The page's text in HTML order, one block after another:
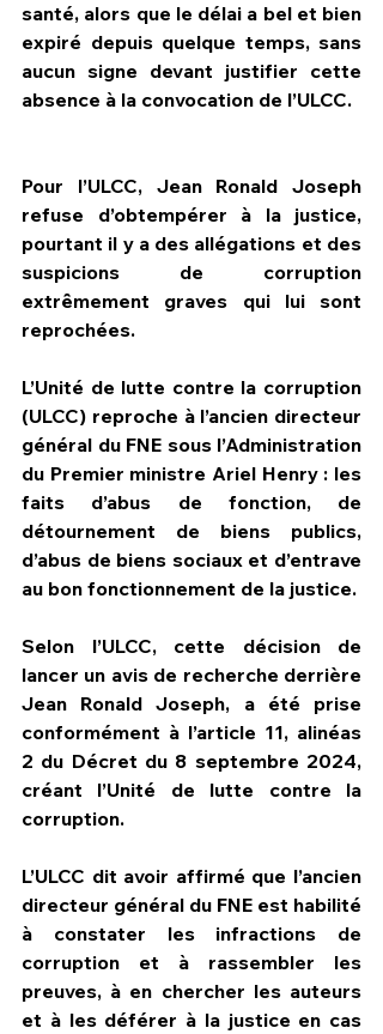
santé, alors que le délai a bel et bien
expiré depuis quelque temps, sans
aucun signe devant justifier cette
absence à la convocation de l’ULCC.
Pour l’ULCC, Jean Ronald Joseph
refuse d’obtempérer à la justice,
pourtant il y a des allégations et des
suspicions de corruption
extrêmement graves qui lui sont
reprochées.
L’Unité de lutte contre la corruption
(ULCC) reproche à l’ancien directeur
général du FNE sous l’Administration
du Premier ministre Ariel Henry : les
faits d’abus de fonction, de
détournement de biens publics,
d’abus de biens sociaux et d’entrave
au bon fonctionnement de la justice.
Selon l’ULCC, cette décision de
lancer un avis de recherche derrière
Jean Ronald Joseph, a été prise
conformément à l’article 11, alinéas
2 du Décret du 8 septembre 2024,
créant l’Unité de lutte contre la
corruption.
L’ULCC dit avoir affirmé que l’ancien
directeur général du FNE est habilité
à constater les infractions de
corruption et à rassembler les
preuves, à en chercher les auteurs
et à les déférer à la justice en cas